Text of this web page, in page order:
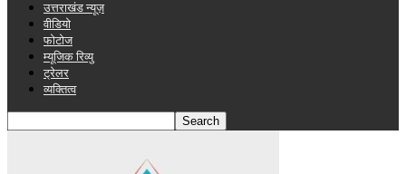
उत्तराखंड न्यूज़
वीडियो
फोटोज
म्यूजिक रिव्यु
ट्रेलर
व्यक्तित्व